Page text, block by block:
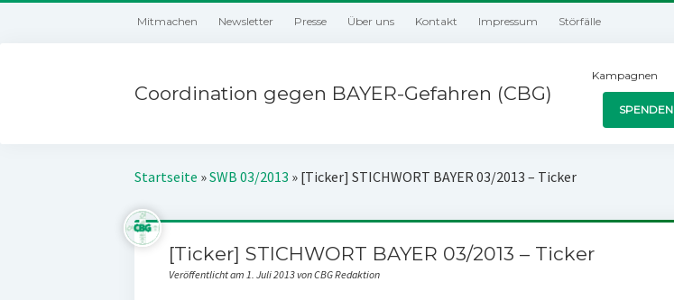
Mitmachen Newsletter Presse Über uns Kontakt Impressum Störfälle
Coordination gegen BAYER-Gefahren (CBG)
Kampagnen
SPENDEN
Startseite »SWB 03/2013 » [Ticker] STICHWORT BAYER 03/2013 – Ticker
[Ticker] STICHWORT BAYER 03/2013 – Ticker
Veröffentlicht am 1. Juli 2013 von CBG Redaktion